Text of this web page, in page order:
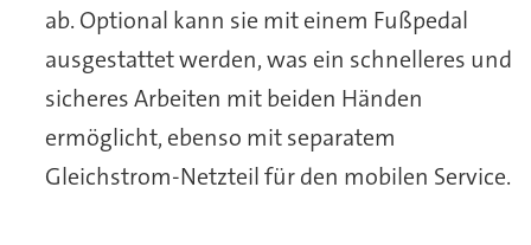
ab. Optional kann sie mit einem Fußpedal
ausgestattet werden, was ein schnelleres und
sicheres Arbeiten mit beiden Händen
ermöglicht, ebenso mit separatem
Gleichstrom-Netzteil für den mobilen Service.